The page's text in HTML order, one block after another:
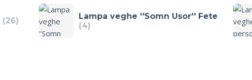
(26)
Lampa veghe ''Somn Usor'' Fete
(4)